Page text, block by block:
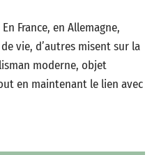
France, en Allemagne,
vie, d’autres misent sur la
moderne, objet
en maintenant le lien avec